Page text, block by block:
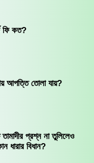
ফি কত?
তোলা যায়?
তামাদীর প্রশ্ন না তুলিলেও
ধারার বিধান?